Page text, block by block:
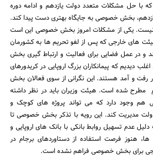
که با حل مشکلات متعدد دولت یازدهم و ادامه دوره
بخش خصوصی به جایگاه بهتری دست پیدا کند.
نیست. یکی از مشکلات امروز بخش خصوصی این است
های خارجی که پس از لغو تحریم ها به کشورمان
کند و در عمل فضایی برای فعالیت و ارتباط گیری بخش
دیدیم که پیمانکاران بزرگ اروپایی در کریدورهای
رفت و آمد هستند. این نگرانی از سوی فعالان بخش
مطرح شده است. هیئت وزیران باید در نظر داشته
وجود دارد که می تواند پروژه های کوچک و
مدیریت کند. این رویه با تذکر بخش خصوصی تا
عدم تسهیل روابط بانکی با بانک های اروپایی و
هنوز فرصت استفاده از دستاوردهای برجام در
برای بخش خصوصی فراهم نشده است.